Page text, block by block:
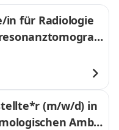
in für Radiologie
(m/w/d) in
Ambul